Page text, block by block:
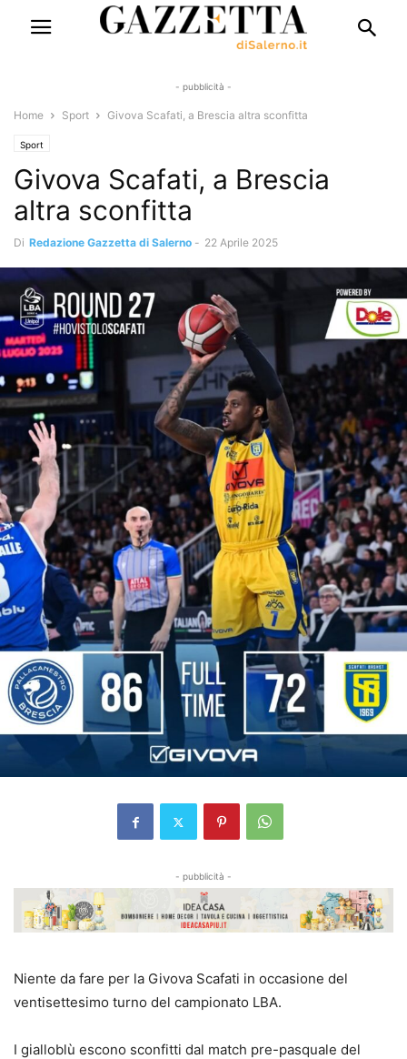
- pubblicità -
Home Sport Givova Scafati, a Brescia altra sconfitta
Sport
Givova Scafati, a Brescia
altra sconfitta
Di Redazione Gazzetta di Salerno - 22 Aprile 2025
- pubblicità -
Niente da fare per la Givova Scafati in occasione del
ventisettesimo turno del campionato LBA.
I gialloblù escono sconfitti dal match pre-pasquale del